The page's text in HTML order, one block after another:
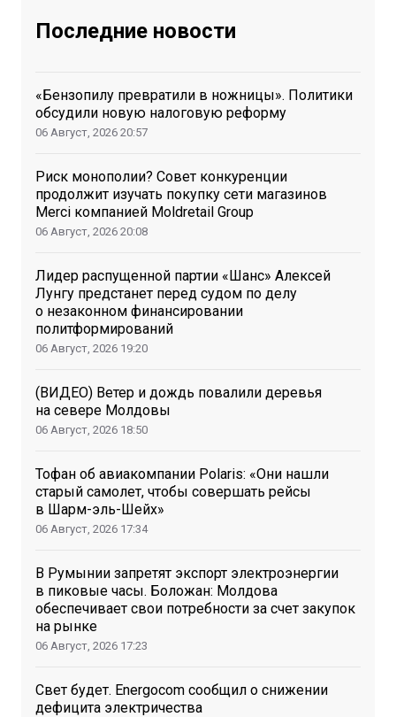
Последние новости
«Бензопилу превратили в ножницы». Политики
обсудили новую налоговую реформу
06 Август, 2026 20:57
Риск монополии? Совет конкуренции
продолжит изучать покупку сети магазинов
Merci компанией Moldretail Group
06 Август, 2026 20:08
Лидер распущенной партии «Шанс» Алексей
Лунгу предстанет перед судом по делу
о незаконном финансировании
политформирований
06 Август, 2026 19:20
(ВИДЕО) Ветер и дождь повалили деревья
на севере Молдовы
06 Август, 2026 18:50
Тофан об авиакомпании Polaris: «Они нашли
старый самолет, чтобы совершать рейсы
в Шарм-эль-Шейх»
06 Август, 2026 17:34
В Румынии запретят экспорт электроэнергии
в пиковые часы. Боложан: Молдова
обеспечивает свои потребности за счет закупок
на рынке
06 Август, 2026 17:23
Свет будет. Energocom сообщил о снижении
дефицита электричества